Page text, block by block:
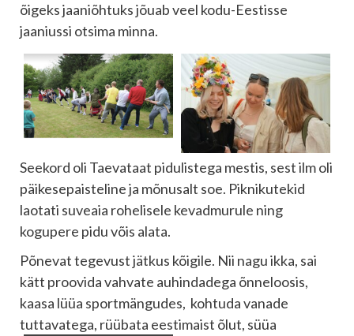
õigeks jaaniõhtuks jõuab veel kodu-Eestisse
jaaniussi otsima minna.
Seekord oli Taevataat pidulistega mestis, sest ilm oli
päikesepaisteline ja mõnusalt soe. Piknikutekid
laotati suveaia rohelisele kevadmurule ning
kogupere pidu võis alata.
Põnevat tegevust jätkus kõigile. Nii nagu ikka, sai
kätt proovida vahvate auhindadega õnneloosis,
kaasa lüüa sportmängudes, kohtuda vanade
tuttavatega, rüübata eestimaist õlut, süüa